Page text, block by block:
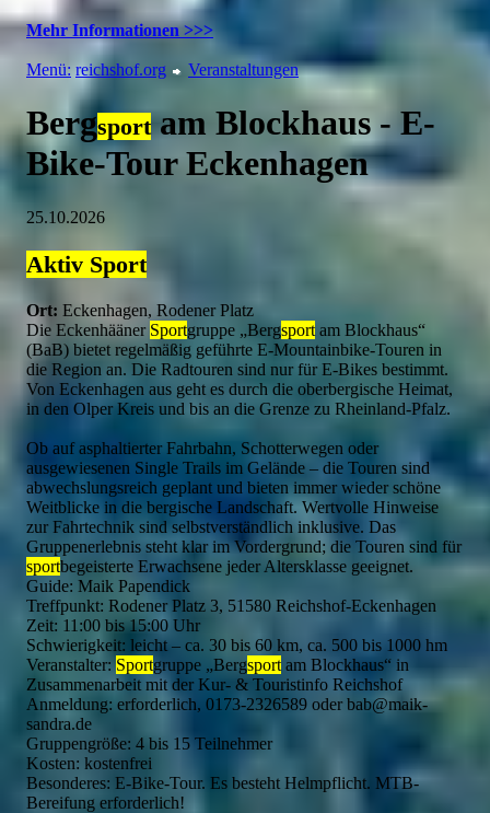
Mehr Informationen >>>
Menü: reichshof.org Veranstaltungen
Bergsportam Blockhaus - E-
Bike-Tour Eckenhagen
25.10.2026
Aktiv Sport
Ort: Eckenhagen, Rodener Platz
Die Eckenhääner Sportgruppe „Bergsport am Blockhaus“
(BaB) bietet regelmäßig geführte E-Mountainbike-Touren in
die Region an. Die Radtouren sind nur für E-Bikes bestimmt.
Von Eckenhagen aus geht es durch die oberbergische Heimat,
in den Olper Kreis und bis an die Grenze zu Rheinland-Pfalz.
Ob auf asphaltierter Fahrbahn, Schotterwegen oder
ausgewiesenen Single Trails im Gelände – die Touren sind
abwechslungsreich geplant und bieten immer wieder schöne
Weitblicke in die bergische Landschaft. Wertvolle Hinweise
zur Fahrtechnik sind selbstverständlich inklusive. Das
Gruppenerlebnis steht klar im Vordergrund; die Touren sind für
sportbegeisterte Erwachsene jeder Altersklasse geeignet.
Guide: Maik Papendick
Treffpunkt: Rodener Platz 3, 51580 Reichshof-Eckenhagen
Zeit: 11:00 bis 15:00 Uhr
Schwierigkeit: leicht – ca. 30 bis 60 km, ca. 500 bis 1000 hm
Veranstalter: Sportgruppe „Bergsport am Blockhaus“ in
Zusammenarbeit mit der Kur- & Touristinfo Reichshof
Anmeldung: erforderlich, 0173-2326589 oder bab@maik-
sandra.de
Gruppengröße: 4 bis 15 Teilnehmer
Kosten: kostenfrei
Besonderes: E-Bike-Tour. Es besteht Helmpflicht. MTB-
Bereifung erforderlich!